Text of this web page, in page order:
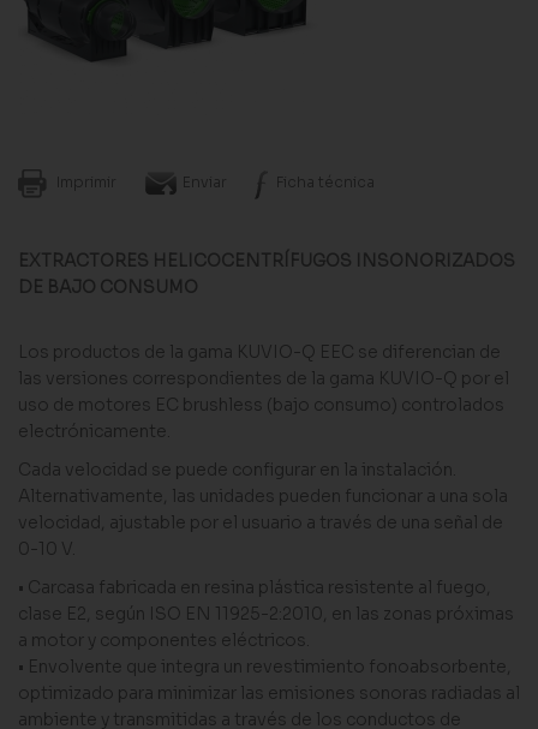
Imprimir Enviar Ficha técnica
EXTRACTORES HELICOCENTRÍFUGOS INSONORIZADOS
DE BAJO CONSUMO
Los productos de la gama KUVIO-Q EEC se diferencian de
las versiones correspondientes de la gama KUVIO-Q por el
uso de motores EC brushless (bajo consumo) controlados
electrónicamente.
Cada velocidad se puede configurar en la instalación.
Alternativamente, las unidades pueden funcionar a una sola
velocidad, ajustable por el usuario a través de una señal de
0-10 V.
• Carcasa fabricada en resina plástica resistente al fuego,
clase E2, según ISO EN 11925-2:2010, en las zonas próximas
a motor y componentes eléctricos.
• Envolvente que integra un revestimiento fonoabsorbente,
optimizado para minimizar las emisiones sonoras radiadas al
ambiente y transmitidas a través de los conductos de